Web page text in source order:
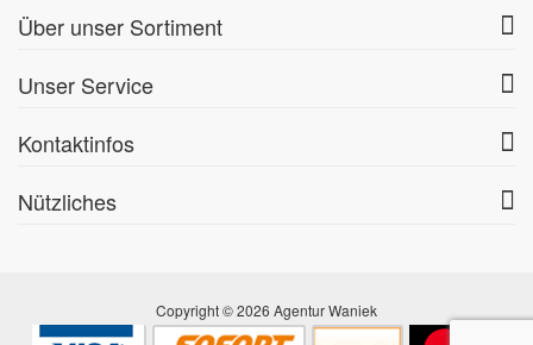
Über unser Sortiment
Unser Service
Kontaktinfos
Nützliches
Copyright © 2026 Agentur Waniek